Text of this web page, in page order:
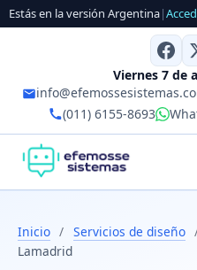
Estás en la versión Argentina|
Viernes 7 de
(011) 6155-8693
Inicio / Servicios de diseño
Lamadrid